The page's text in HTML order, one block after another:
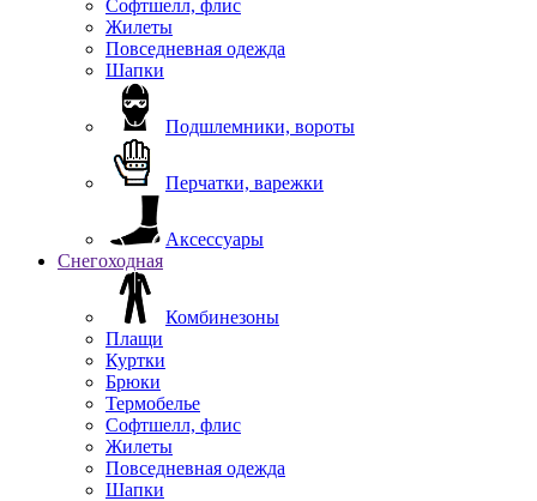
Софтшелл, флис
Жилеты
Повседневная одежда
Шапки
Подшлемники, вороты
Перчатки, варежки
Аксессуары
Снегоходная
Комбинезоны
Плащи
Куртки
Брюки
Термобелье
Софтшелл, флис
Жилеты
Повседневная одежда
Шапки